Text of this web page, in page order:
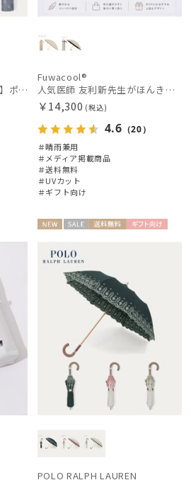
【晴雨兼用折りたたみ日傘】ポロ ラルフ ローレン (POLO RALPH LAUREN) 先染めジャガード 遮光 UV 遮熱
Fuwacool®
人気医師 友利新先生がほんきで作った”絶対に忘れない誰でも日傘” 55【晴雨兼用折りたたみ日傘】フワクール® (Fuwacool®) 雨の日OK 軽量 遮光100% UV100%
￥14,300 (税込)
4.6 （20）
＃晴雨兼用
＃メディア掲載商品
＃送料無料
＃UVカット
＃ギフト向け
ル
WOME
N
POLO RALPH LAUREN